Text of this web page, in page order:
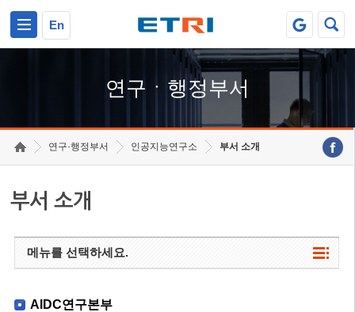
En
연구ㆍ행정부서
연구·행정부서 인공지능연구소 부서 소개
부서 소개
메뉴를 선택하세요.
AIDC연구본부